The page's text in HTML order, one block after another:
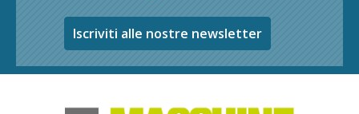
Iscriviti alle nostre newsletter